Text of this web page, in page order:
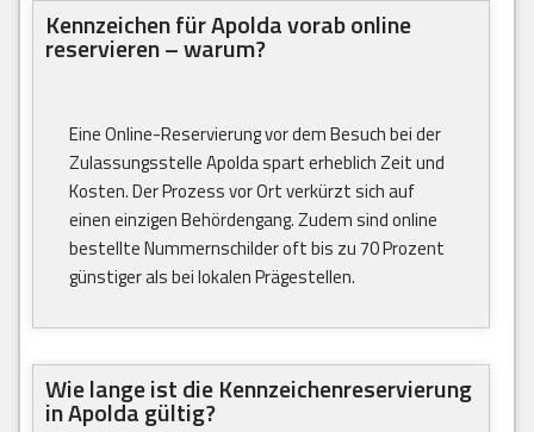
Kennzeichen für Apolda vorab online
reservieren – warum?
Eine Online-Reservierung vor dem Besuch bei der
Zulassungsstelle Apolda spart erheblich Zeit und
Kosten. Der Prozess vor Ort verkürzt sich auf
einen einzigen Behördengang. Zudem sind online
bestellte Nummernschilder oft bis zu 70 Prozent
günstiger als bei lokalen Prägestellen.
Wie lange ist die Kennzeichenreservierung
in Apolda gültig?